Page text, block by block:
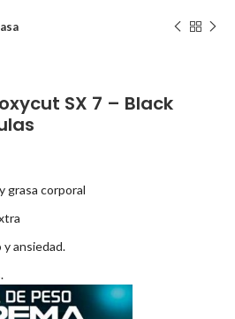
SX 7 – Black
grasa corporal
ansiedad.